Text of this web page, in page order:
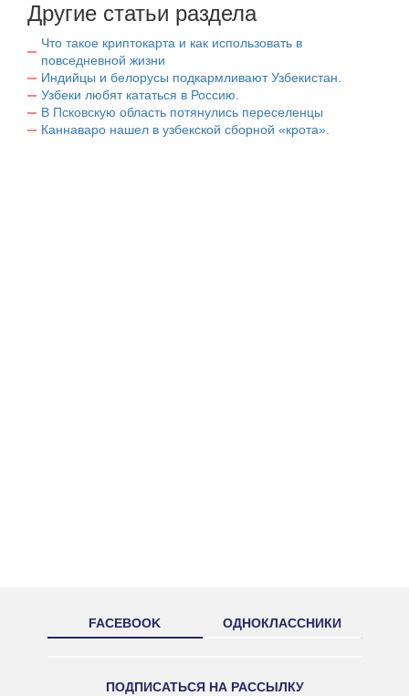
Другие статьи раздела
Что такое криптокарта и как использовать в
повседневной жизни
Индийцы и белорусы подкармливают Узбекистан.
Узбеки любят кататься в Россию.
В Псковскую область потянулись переселенцы
Каннаваро нашел в узбекской сборной «крота».
FACEBOOK ОДНОКЛАССНИКИ
ПОДПИСАТЬСЯ НА РАССЫЛКУ